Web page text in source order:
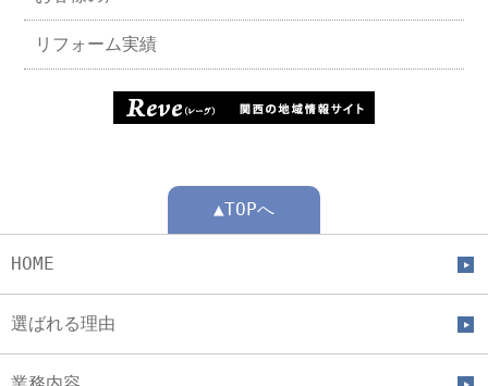
リフォーム実績
▲TOPへ
HOME
選ばれる理由